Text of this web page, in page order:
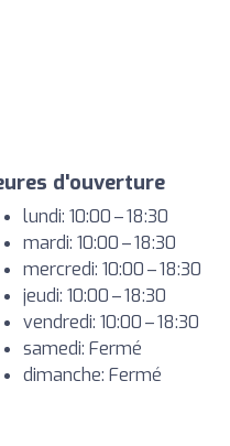
d'ouverture
lundi: 10:00 – 18:30
mardi: 10:00 – 18:30
mercredi: 10:00 – 18:30
jeudi: 10:00 – 18:30
vendredi: 10:00 – 18:30
samedi: Fermé
dimanche: Fermé